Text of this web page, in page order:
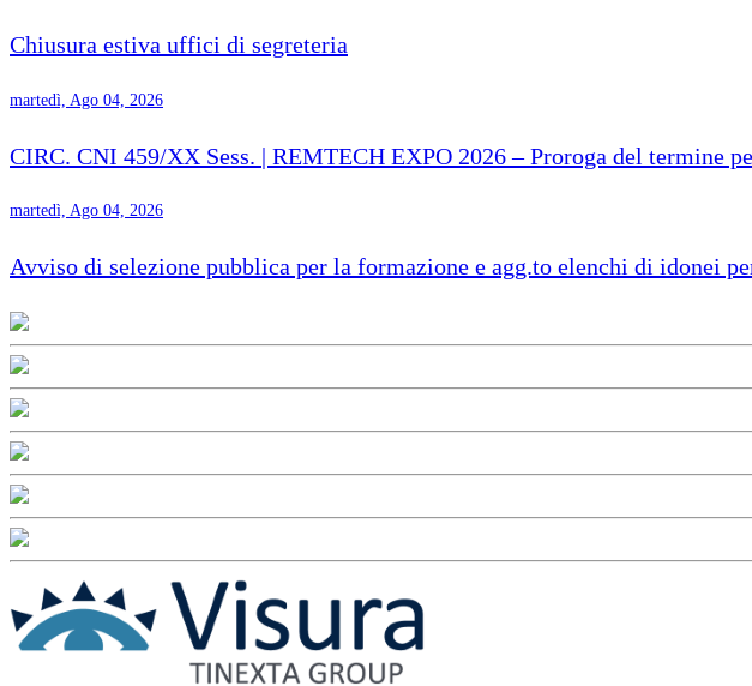
Chiusura estiva uffici di segreteria
martedì, Ago 04, 2026
CIRC. CNI 459/XX Sess. | REMTECH EXPO 2026 – Proroga del termine
martedì, Ago 04, 2026
Avviso di selezione pubblica per la formazione e agg.to elenchi di idonei